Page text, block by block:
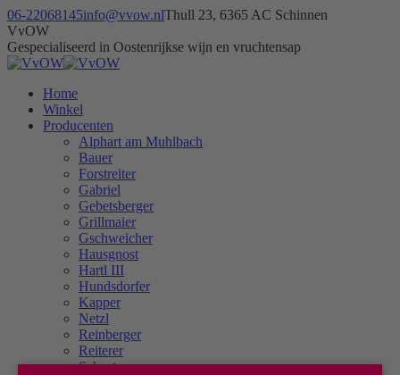
Skip
to
content
06-22068145info@vvow.nlThull 23, 6365 AC Schinnen
Facebook
page
opens
new
window
Instagram
page
opens
new
window
X
page
opens
new
window
VvOW
Gespecialiseerd in Oostenrijkse wijn en vruchtensap
Home
Winkel
Producenten
Alphart am Muhlbach
Bauer
Forstreiter
Gabriel
Gebetsberger
Grillmaier
Gschweicher
Hausgnost
Hartl III
Hundsdorfer
Kapper
Netzl
Reinberger
Reiterer
Schuster